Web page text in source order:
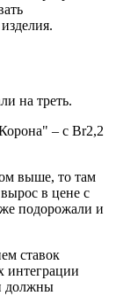
на треть.
– с Br2,2
выше, то там
в цене с
подорожали и
ставок
интеграции
должны